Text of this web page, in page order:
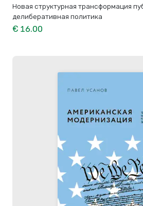
Новая структурная трансформация
делиберативная политика
€ 16.00